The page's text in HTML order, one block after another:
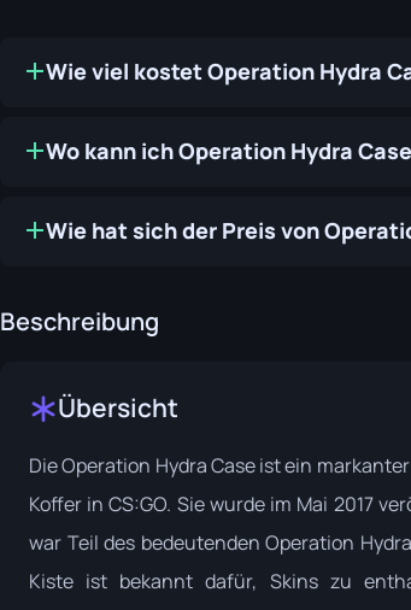
Wie viel kostet Operation Hydra
Wo kann ich Operation Hydra
Wie hat sich der Preis von
Beschreibung
Übersicht
DieOperation Hydra Caseist ein
Koffer in CS:GO. Sie wurde im Mai 2017
war Teil des bedeutenden Operation
Kiste ist bekannt dafür, Skins zu